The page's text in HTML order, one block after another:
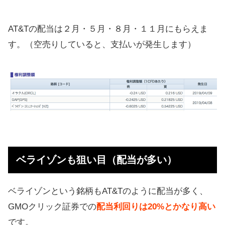
AT&Tの配当は２月・５月・８月・１１月にもらえま
す。（空売りしていると、支払いが発生します）
ベライゾンも狙い目（配当が多い）
ベライゾンという銘柄もAT&Tのように配当が多く、
GMOクリック証券での配当利回りは20%とかなり高い
です。